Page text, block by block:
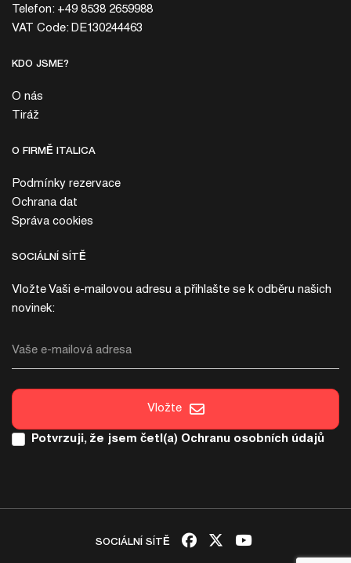
Telefon: +49 8538 2659988
VAT Code: DE130244463
KDO JSME?
O nás
Tiráž
O FIRMĚ ITALICA
Podmínky rezervace
Ochrana dat
Správa cookies
SOCIÁLNÍ SÍTĚ
Vložte Vaši e-mailovou adresu a přihlašte se k odběru našich
novinek:
Vaše e-mailová adresa
Vložte
Potvrzuji, že jsem četl(a) Ochranu osobních údajů
SOCIÁLNÍ SÍTĚ